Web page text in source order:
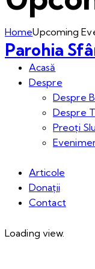
HomeUpcoming
Parohia
Acasă
Despre
Despre
Despre
Preoți
Articole
Donații
Contact
Loading view.